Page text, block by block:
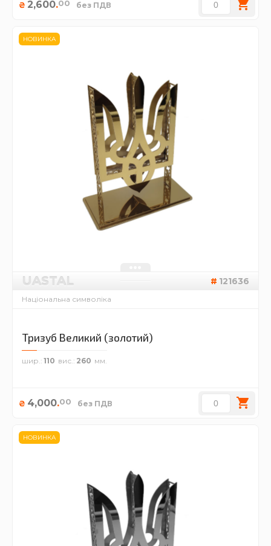
₴ 2,600.00 без ПДВ
НОВИНКА
UASTAL 121636
Національна символіка
Тризуб Великий (золотий)
шир. 110 вис. 260
₴ 4,000.00 без ПДВ
НОВИНКА